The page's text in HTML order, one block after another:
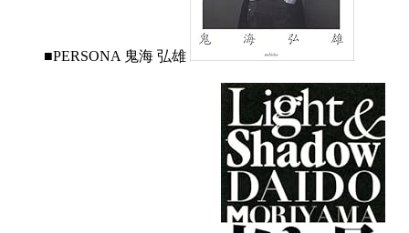
■PERSONA 鬼海 弘雄